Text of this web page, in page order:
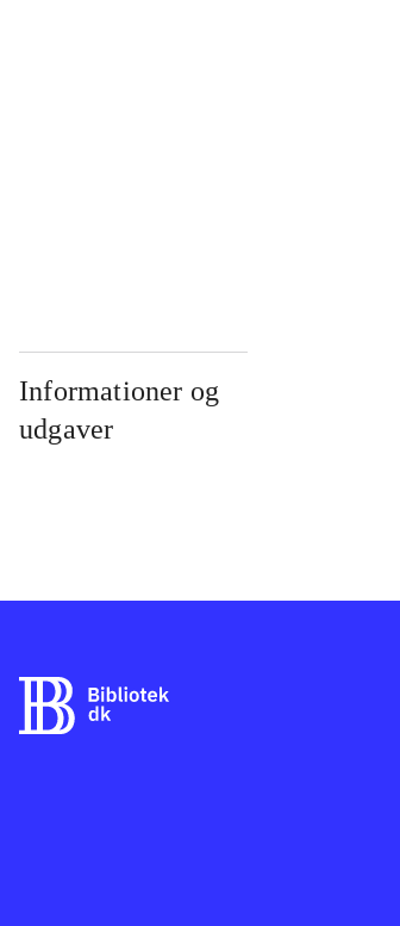
Informationer og
udgaver